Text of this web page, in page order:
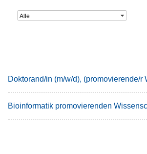
Alle
Doktorand/in (m/w/d), (promovierende/r
Bioinformatik promovierenden